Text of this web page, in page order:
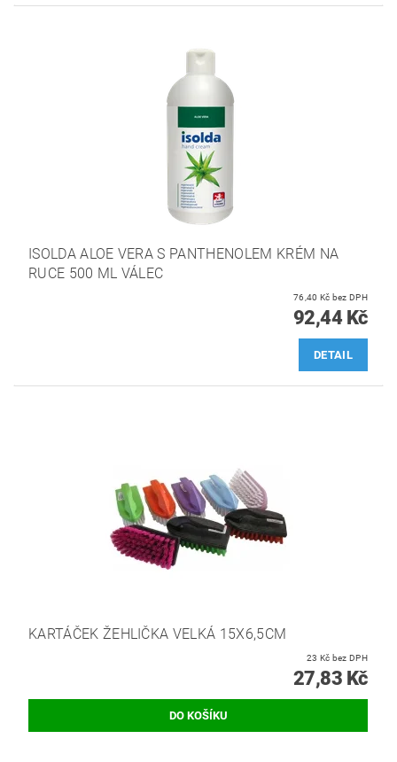
ISOLDA ALOE VERA S PANTHENOLEM KRÉM NA
RUCE 500 ML VÁLEC
76,40 Kč bez DPH
92,44 Kč
DETAIL
KARTÁČEK ŽEHLIČKA VELKÁ 15X6,5CM
23 Kč bez DPH
27,83 Kč